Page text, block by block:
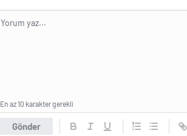
Gönder
En az 10 karakter gerekli